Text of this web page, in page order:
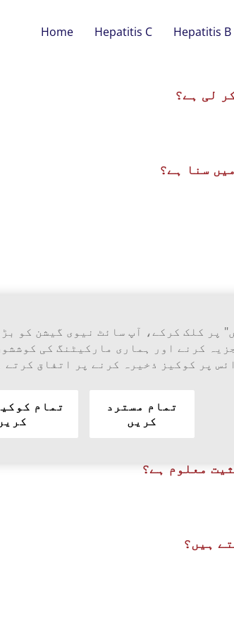
Home Hepatitis C Hepatitis B
لی ہے؟
سنا ہے؟
کے پاخانہ، یرقان وغیرہ جیسی
پر کلک کرکے، آپ سائٹ نیوی گیشن کو
کرنے اور ہماری مارکیٹنگ کی
پر کوکیز ذخیرہ کرنے پر اتفاق کرتے
تمام مسترد
کریں
تمام